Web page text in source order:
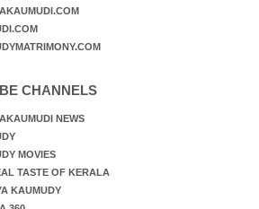
CHANNELS
NEWS
MOVIES
TASTE OF KERALA
KAUMUDY